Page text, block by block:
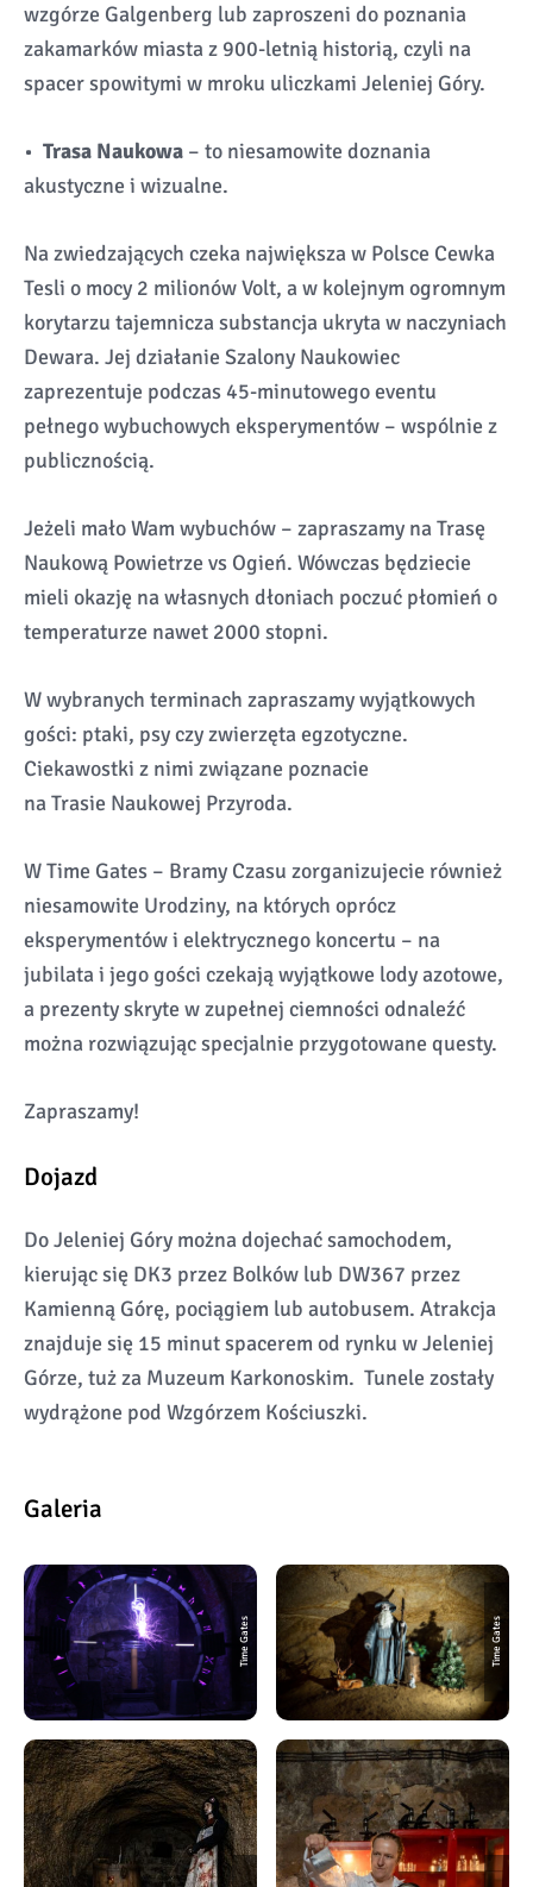
wzgórze Galgenberg lub zaproszeni do poznania
zakamarków miasta z 900-letnią historią, czyli na
spacer spowitymi w mroku uliczkami Jeleniej Góry.
• Trasa Naukowa – to niesamowite doznania
akustyczne i wizualne.
Na zwiedzających czeka największa w Polsce Cewka
Tesli o mocy 2 milionów Volt, a w kolejnym ogromnym
korytarzu tajemnicza substancja ukryta w naczyniach
Dewara. Jej działanie Szalony Naukowiec
zaprezentuje podczas 45-minutowego eventu
pełnego wybuchowych eksperymentów – wspólnie z
publicznością.
Jeżeli mało Wam wybuchów – zapraszamy na Trasę
Naukową Powietrze vs Ogień. Wówczas będziecie
mieli okazję na własnych dłoniach poczuć płomień o
temperaturze nawet 2000 stopni.
W wybranych terminach zapraszamy wyjątkowych
gości: ptaki, psy czy zwierzęta egzotyczne.
Ciekawostki z nimi związane poznacie
na Trasie Naukowej Przyroda.
W Time Gates – Bramy Czasu zorganizujecie również
niesamowite Urodziny, na których oprócz
eksperymentów i elektrycznego koncertu – na
jubilata i jego gości czekają wyjątkowe lody azotowe,
a prezenty skryte w zupełnej ciemności odnaleźć
można rozwiązując specjalnie przygotowane questy.
Zapraszamy!
Dojazd
Do Jeleniej Góry można dojechać samochodem,
kierując się DK3 przez Bolków lub DW367 przez
Kamienną Górę, pociągiem lub autobusem. Atrakcja
znajduje się 15 minut spacerem od rynku w Jeleniej
Górze, tuż za Muzeum Karkonoskim. Tunele zostały
wydrążone pod Wzgórzem Kościuszki.
Galeria
Time Gates Time Gates